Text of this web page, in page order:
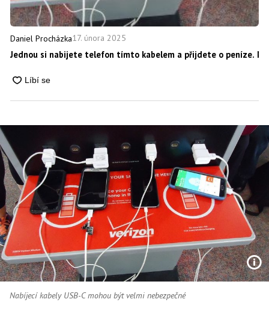
Daniel Procházka17. února 2025
Jednou si nabijete telefon tímto kabelem a přijdete o peníze.
Nabíjecí kabely USB-C mohou být velmi nebezpečné